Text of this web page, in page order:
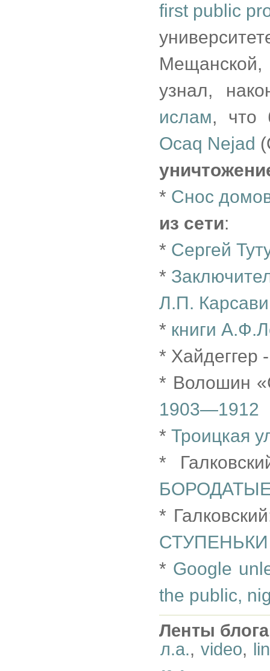
first public
Мещанской,
узнал,
ислам, что
Ocaq Nejad
* Снос
из сети:
* Сергей
*
Л.П.
* книги
* Хайдеггер
* Волошин
1903—1912
* Троицкая
*
*
* Google
the public,
Ленты
л.а., video,